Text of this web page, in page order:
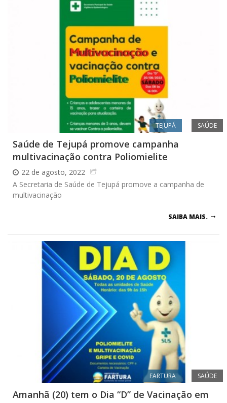
TEJUPÁ SAÚDE
Saúde de Tejupá promove campanha
multivacinação contra Poliomielite
22 de agosto, 2022
A Secretaria de Saúde de Tejupá promove a campanha de
multivacinação
SAIBA MAIS.
FARTURA SAÚDE
Amanhã (20) tem o Dia “D” de Vacinação em